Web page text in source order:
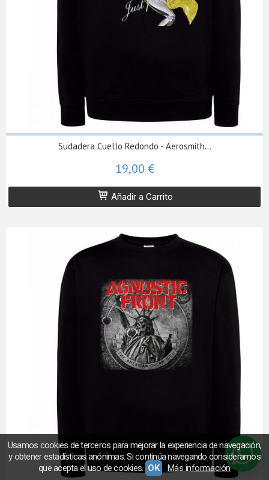
Sudadera Cuello Redondo - Aerosmith...
19,00 €
Añadir a Carrito
Usamos cookies de terceros para mejorar la experiencia de navegación,
y obtener estadísticas anónimas. Si continúa navegando consideramos
que acepta el uso de cookies. OK Más información